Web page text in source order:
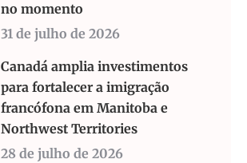
no momento
31 de julho de 2026
Canadá amplia investimentos
para fortalecer a imigração
francófona em Manitoba e
Northwest Territories
28 de julho de 2026